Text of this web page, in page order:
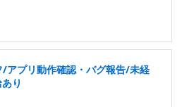
アプリ動作確認・バグ報告/未経
り